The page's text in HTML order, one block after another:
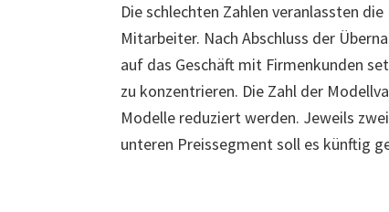
Die schlechten Zahlen veranlassten
Mitarbeiter. Nach Abschluss der
auf das Geschäft mit Firmenkunden
zu konzentrieren. Die Zahl der
Modelle reduziert werden. Jeweils
unteren Preissegment soll es künftig